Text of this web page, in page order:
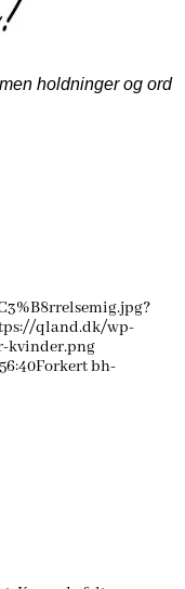
holdninger og ord
qland.dk/wp-
kvinder.png
Forkert bh-